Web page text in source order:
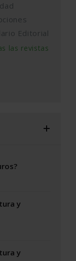
Editorial
las revistas
y
y